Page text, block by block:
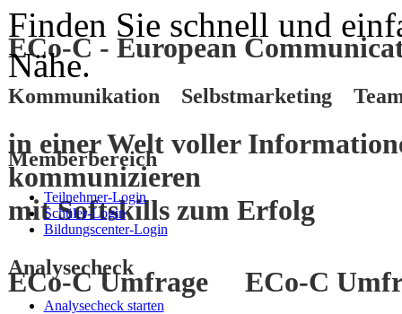
ECo-C - European
Kommunikation Selbstmarketing
in einer Welt voller
kommunizieren
mitSoftskillszum Erfolg
ECo-C Umfrage ECo-C
Finden Sie schnell und
Nähe.
Memberbereich
Teilnehmer-Login
Schüler-Login
Bildungscenter-Login
Analysecheck
Analysecheck starten